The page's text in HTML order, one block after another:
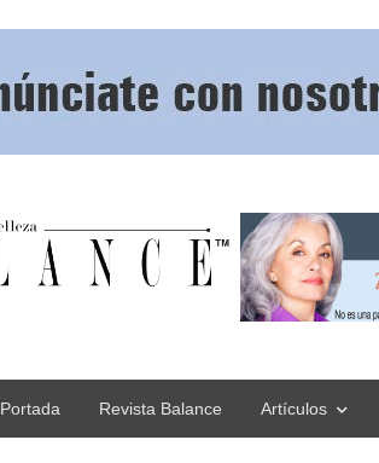
Portada Revista Balance Artículos